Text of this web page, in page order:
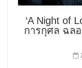
‘A Night of
การกุศล ฉล